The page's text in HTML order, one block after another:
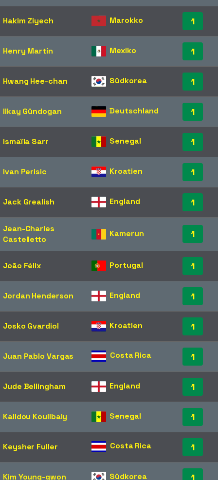
Hakim Ziyech Marokko 1
Henry Martín Mexiko 1
Hwang Hee-chan Südkorea 1
Ilkay Gündogan Deutschland 1
Ismaïla Sarr Senegal 1
Ivan Perisic Kroatien 1
Jack Grealish England 1
Jean-Charles
Castelletto
Kamerun 1
João Félix Portugal 1
Jordan Henderson England 1
Josko Gvardiol Kroatien 1
Juan Pablo Vargas Costa Rica 1
Jude Bellingham England 1
Kalidou Koulibaly Senegal 1
Keysher Fuller Costa Rica 1
Kim Young-gwon Südkorea 1